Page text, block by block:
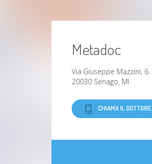
Metadoc
Via Giuseppe Mazzini, 6
20030 Senago, MI
CHIAMA IL DOTTORE